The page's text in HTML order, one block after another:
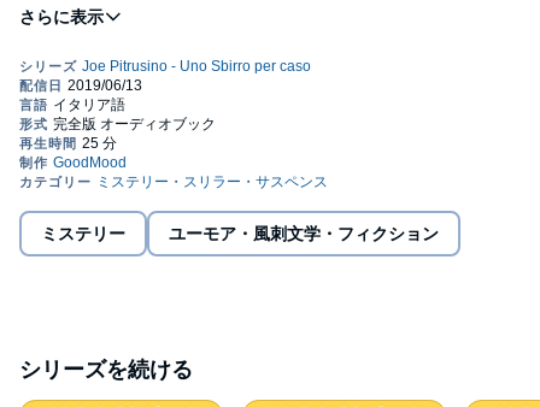
Giuseppe Pino Pitrusino, detto per fare prima Joe, a tutto pensa
una, tutte. Sbirro per caso, fa di tutto per non fare il poliziotto, ma
viene chiamato ad agire anche quando è appartato in spiaggia, di
notte, con la luce della luna e gli ululati dei lupi.
Dopo il pensionamento, trova il coraggio di raccontare tutte le sue
storie. Una di queste è "Il Baro destino". Joe Pitrusino si presenta,
mettendosi a nudo e in tutti i sensi perché gli piace stare senza
indumenti. Per lui è un vanto mostrarsi, ma non con tutti. Si vanta
di essere dotatissimo, fin da neonato quando le sue virtù,
vennero per la prima volta esaltate in pubblico dalla mamma Sina
cugino a dare una mano al baro destino e a incastrare Joe
Pitrusino.
©2019 Max Damiani, Raimondo Moncada (P)2019 GOODmood
ミステリー ユーモア・風刺文学・フィクション
シリーズを続ける